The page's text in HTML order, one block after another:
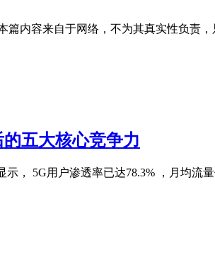
内容来自于网络，不为其真实性负责
五大核心竞争力
， 5G用户渗透率已达78.3% ，月均流